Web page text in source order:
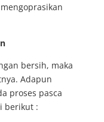
bersih, maka
Adapun
proses pasca
berikut :